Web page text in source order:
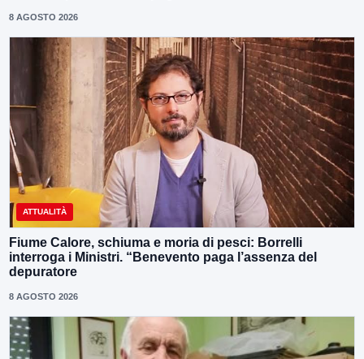
8 AGOSTO 2026
ATTUALITÀ
Fiume Calore, schiuma e moria di pesci: Borrelli
interroga i Ministri. “Benevento paga l’assenza del
depuratore
8 AGOSTO 2026